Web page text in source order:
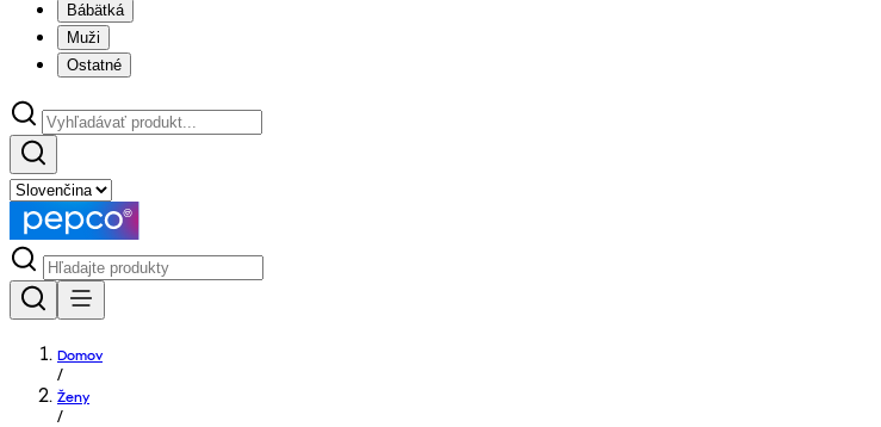
Bábätká
Muži
Ostatné
Domov
/
Ženy
/